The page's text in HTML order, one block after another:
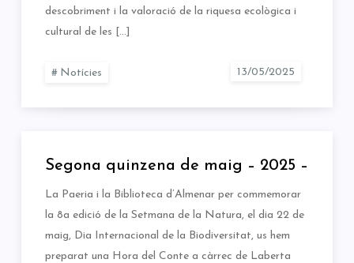
descobriment i la valoració de la riquesa ecològica i
cultural de les […]
Notícies
Segona quinzena de maig – 2025 –
La Paeria i la Biblioteca d’Almenar per commemorar
la 8a edició de la Setmana de la Natura, el dia 22 de
maig, Dia Internacional de la Biodiversitat, us hem
preparat una Hora del Conte a càrrec de Laberta